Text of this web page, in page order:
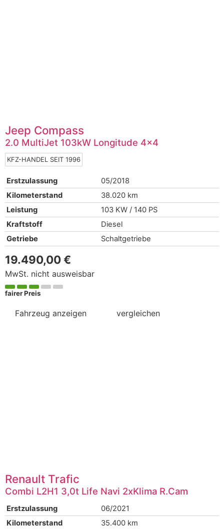
Jeep Compass
2.0 MultiJet 103kW Longitude 4x4
KFZ-HANDEL SEIT 1996
Erstzulassung
05/2018
Kilometerstand
38.020 km
Leistung
103 KW / 140 PS
Kraftstoff
Diesel
Getriebe
Schaltgetriebe
19.490,00 €
MwSt. nicht ausweisbar
fairer Preis
Fahrzeug anzeigen vergleichen
Renault Trafic
Combi L2H1 3,0t Life Navi 2xKlima R.Cam
Erstzulassung
06/2021
Kilometerstand
35.400 km